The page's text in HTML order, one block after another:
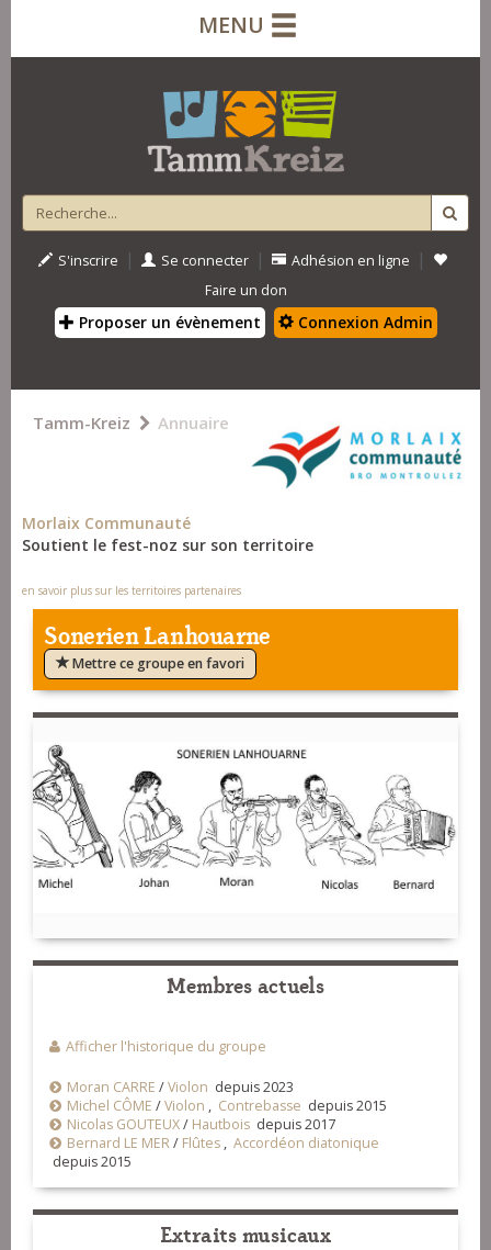
MENU
S'inscrire | Se connecter | Adhésion en ligne |
Faire un don
Proposer un évènement Connexion Admin
Tamm-Kreiz Annuaire
Morlaix Communauté
Soutient le fest-noz sur son territoire
en savoir plus sur les territoires partenaires
Sonerien Lanhouarne
Mettre ce groupe en favori
Membres actuels
Afficher l'historique du groupe
Moran CARRE /Violon depuis 2023
Michel CÔME /Violon , Contrebasse depuis 2015
Nicolas GOUTEUX/ Hautbois depuis 2017
Bernard LE MER/ Flûtes , Accordéon diatonique
depuis 2015
Extraits musicaux